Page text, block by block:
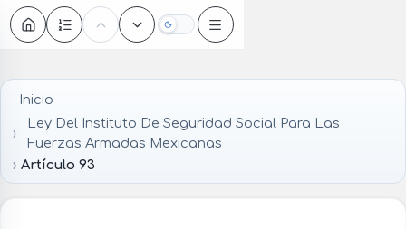
Oscuro
Inicio
Ley Del Instituto De Seguridad Social Para Las
Fuerzas Armadas Mexicanas
Artículo 93